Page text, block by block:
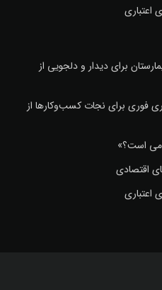
اعتباری
برای دیدار و دلجویی از
فوری برای نجات کسب‌وکارها از
است؟»
اقتصادی
اعتباری